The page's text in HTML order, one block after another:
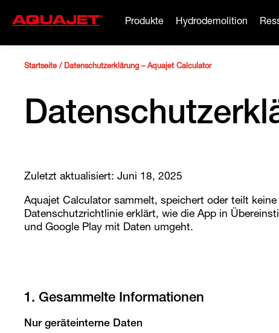
Produkte Hydrodemolition
Startseite / Datenschutzerklärung – Aquajet Calculator
Zuletzt aktualisiert: Juni 18, 2025
Aquajet Calculator sammelt, speichert oder teilt
Datenschutzrichtlinie erklärt, wie die App in
und Google Play mit Daten umgeht.
1. Gesammelte Informationen
Nur geräteinterne Daten